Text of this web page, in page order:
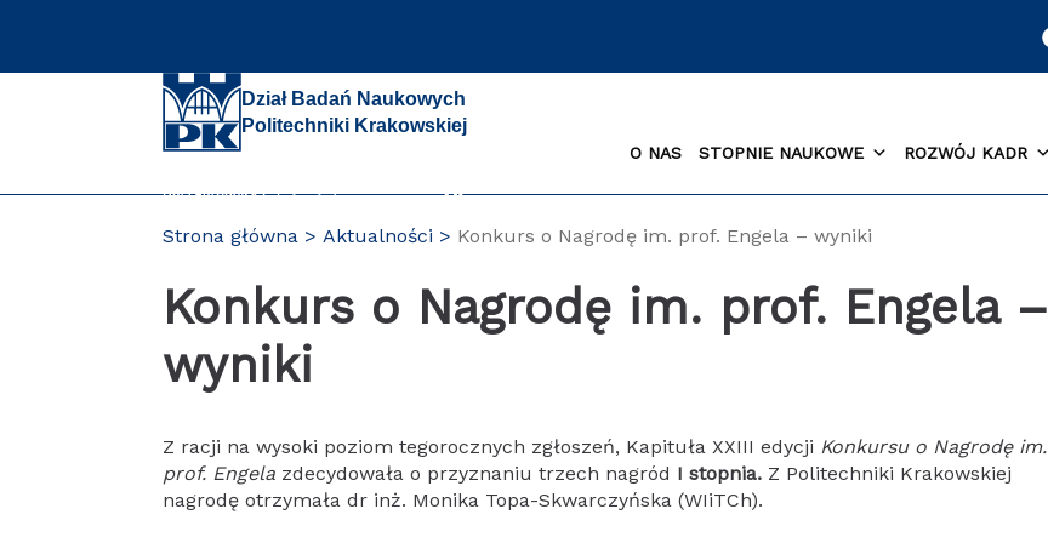
Dział Badań Naukowych
Politechniki Krakowskiej
PL
O NAS STOPNIE NAUKOWE ROZWÓJ KADR
Strona główna Aktualności Konkurs o Nagrodę im. prof. Engela – wyniki
Konkurs o Nagrodę im. prof. Engela –
wyniki
Z racji na wysoki poziom tegorocznych zgłoszeń, Kapituła XXIII edycji Konkursu o Nagrodę im.
prof. Engela zdecydowała o przyznaniu trzech nagród I stopnia. Z Politechniki Krakowskiej
nagrodę otrzymała dr inż. Monika Topa-Skwarczyńska (WIiTCh).